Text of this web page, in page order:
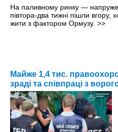
На паливному ринку —
півтора-два тижні пішли вгору,
жити з фактором Ормузу. >>
Майже 1,4 тис.
зраді та співпраці з